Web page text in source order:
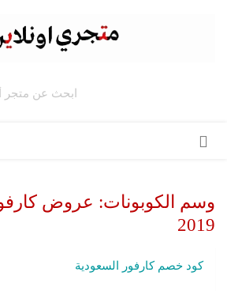
وسم الكوبونات:
2019
كود خصم كارفور السعودية